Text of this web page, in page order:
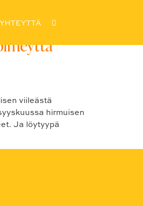
viileästä
hirmuisen
Ja löytyypä